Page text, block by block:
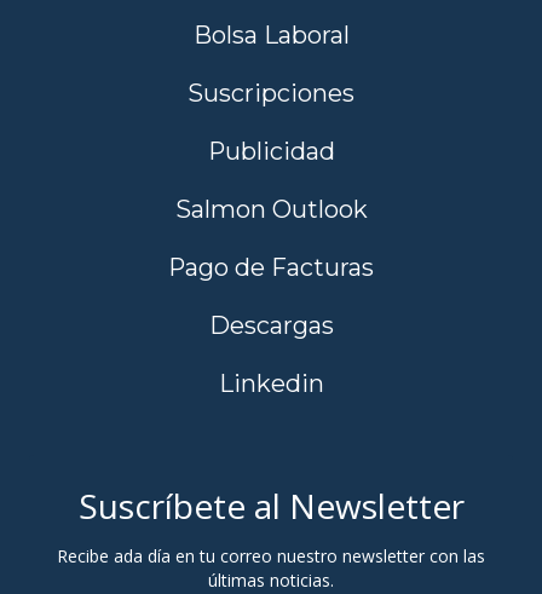
Bolsa Laboral
Suscripciones
Publicidad
Salmon Outlook
Pago de Facturas
Descargas
Linkedin
Suscríbete al Newsletter
Recibe ada día en tu correo nuestro newsletter con las
últimas noticias.